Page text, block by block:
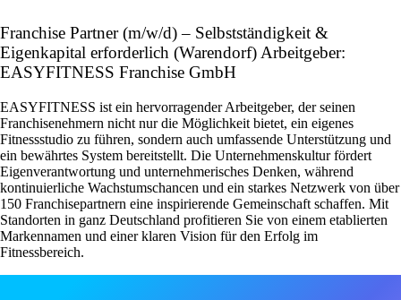
Franchise Partner (m/w/d) – Selbstständigkeit &
Eigenkapital erforderlich (Warendorf) Arbeitgeber:
EASYFITNESS Franchise GmbH
EASYFITNESS ist ein hervorragender Arbeitgeber, der seinen
Franchisenehmern nicht nur die Möglichkeit bietet, ein eigenes
Fitnessstudio zu führen, sondern auch umfassende Unterstützung und
ein bewährtes System bereitstellt. Die Unternehmenskultur fördert
Eigenverantwortung und unternehmerisches Denken, während
kontinuierliche Wachstumschancen und ein starkes Netzwerk von über
150 Franchisepartnern eine inspirierende Gemeinschaft schaffen. Mit
Standorten in ganz Deutschland profitieren Sie von einem etablierten
Markennamen und einer klaren Vision für den Erfolg im
Fitnessbereich.